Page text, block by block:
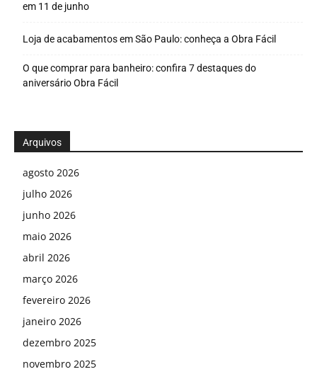
em 11 de junho
Loja de acabamentos em São Paulo: conheça a Obra Fácil
O que comprar para banheiro: confira 7 destaques do
aniversário Obra Fácil
Arquivos
agosto 2026
julho 2026
junho 2026
maio 2026
abril 2026
março 2026
fevereiro 2026
janeiro 2026
dezembro 2025
novembro 2025